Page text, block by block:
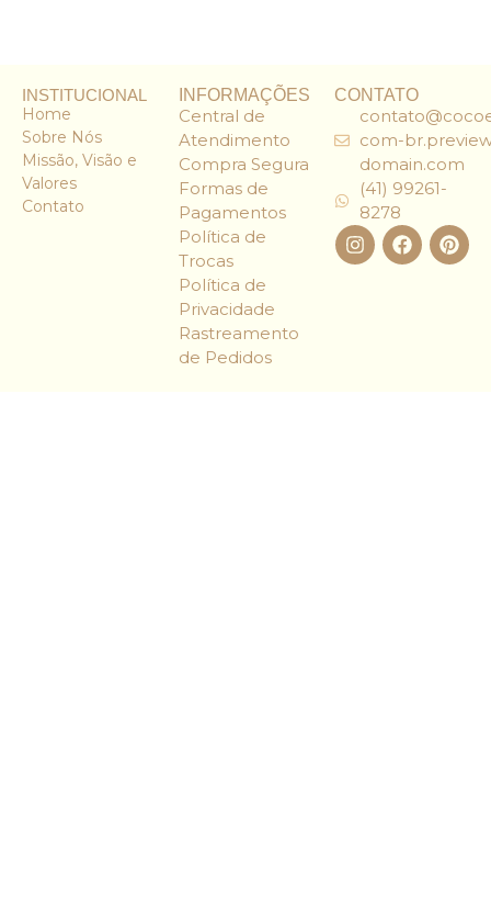
INSTITUCIONAL
Home
Sobre Nós
Missão, Visão e
Valores
Contato
INFORMAÇÕES
Central de
Atendimento
Compra Segura
Formas de
Pagamentos
Política de
Trocas
Política de
Privacidade
Rastreamento
de Pedidos
CONTATO
com-
domain.com
(41) 99261-
8278